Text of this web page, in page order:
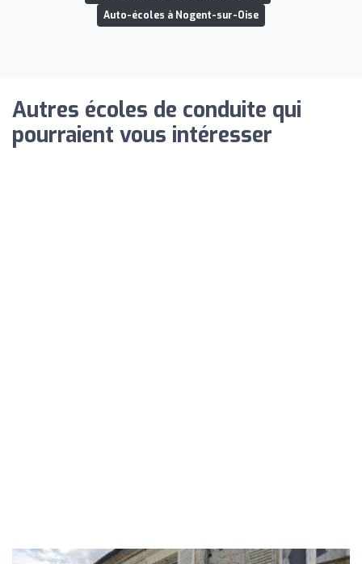
Auto-écoles à Nogent-sur-Oise
Autres écoles de conduite qui
pourraient vous intéresser